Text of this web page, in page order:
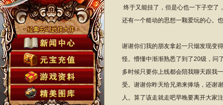
终于又能挂了，但是心也一下子空了
还有一个糙动的思想一颗爱玩的心。
谢谢你们我的朋友拿起一只烟发现变
怪。懵懂中渐渐熟悉了到了20级，问
多时候只要你上线都会陪我聊天跟我
受。谢谢你昨天给兄弟来捧场，还谢
人。算了该走就走吧早晚要离开大家